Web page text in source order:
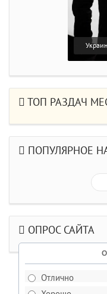
ТОП РАЗДАЧ
ПОПУЛЯРНОЕ
ОПРОС САЙТА
Отлично